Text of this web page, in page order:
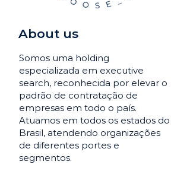
About us
Somos uma holding
especializada em executive
search, reconhecida por elevar o
padrão de contratação de
empresas em todo o país.
Atuamos em todos os estados do
Brasil, atendendo organizações
de diferentes portes e
segmentos.